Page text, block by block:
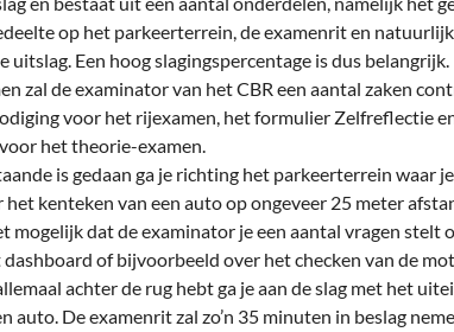
op het parkeerterrein, de examenrit en
uitslag. Een hoog slagingspercentage is dus belangrijk.
zal de examinator van het CBR een aantal zaken
voor het rijexamen, het formulier Zelfreflectie
het theorie-examen.
is gedaan ga je richting het parkeerterrein waar
kenteken van een auto op ongeveer 25 meter
mogelijk dat de examinator je een aantal vragen stelt
dashboard of bijvoorbeeld over het checken van de
achter de rug hebt ga je aan de slag met het
auto. De examenrit zal zo’n 35 minuten in beslag